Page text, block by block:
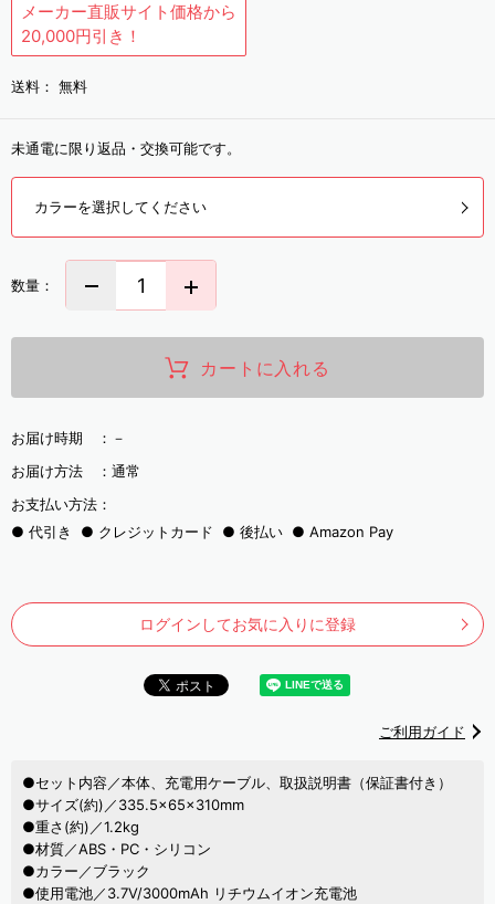
メーカー直販サイト価格から
20,000円引き！
送料： 無料
未通電に限り返品・交換可能です。
カラーを選択してください
数量：
カートに入れる
お届け時期 ： －
お届け方法 ： 通常
お支払い方法：
代引き
クレジットカード 後払い Amazon Pay
ログインしてお気に入りに登録
ご利用ガイド
●セット内容／本体、充電用ケーブル、取扱説明書（保証書付き）
●サイズ(約)／335.5×65×310mm
●重さ(約)／1.2kg
●材質／ABS・PC・シリコン
●カラー／ブラック
●使用電池／3.7V/3000mAh リチウムイオン充電池